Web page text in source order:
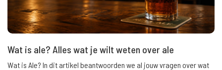
Wat is ale? Alles wat je wilt weten over ale
Wat is Ale? In dit artikel beantwoorden we al jouw vragen over wat